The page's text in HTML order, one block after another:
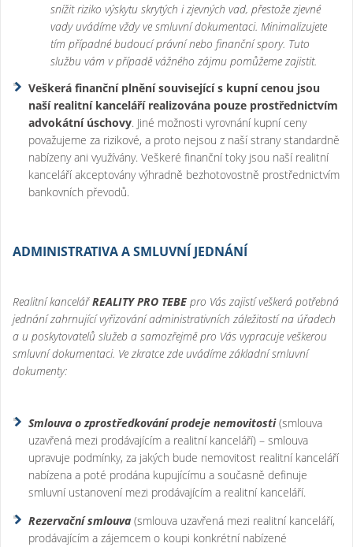
snížit riziko výskytu skrytých i zjevných vad, přestože zjevné
vady uvádíme vždy ve smluvní dokumentaci. Minimalizujete
tím případné budoucí právní nebo finanční spory. Tuto
službu vám v případě vážného zájmu pomůžeme zajistit.
Veškerá finanční plnění související s kupní cenou jsou
naší realitní kanceláří realizována pouze prostřednictvím
advokátní úschovy. Jiné možnosti vyrovnání kupní ceny
považujeme za rizikové, a proto nejsou z naší strany standardně
nabízeny ani využívány. Veškeré finanční toky jsou naší realitní
kanceláří akceptovány výhradně bezhotovostně prostřednictvím
bankovních převodů.
ADMINISTRATIVA A SMLUVNÍ JEDNÁNÍ
Realitní kancelářREALITY PRO TEBE pro Vás zajistí veškerá potřebná
jednání zahrnující vyřizování administrativních záležitostí na úřadech
a u poskytovatelů služeb a samozřejmě pro Vás vypracuje veškerou
smluvní dokumentaci. Ve zkratce zde uvádíme základní smluvní
dokumenty:
Smlouva o zprostředkování prodeje nemovitosti(smlouva
uzavřená mezi prodávajícím a realitní kanceláří) – smlouva
upravuje podmínky, za jakých bude nemovitost realitní kanceláří
nabízena a poté prodána kupujícímu a současně definuje
smluvní ustanovení mezi prodávajícím a realitní kanceláří.
Rezervační smlouva (smlouva uzavřená mezi realitní kanceláří,
prodávajícím a zájemcem o koupi konkrétní nabízené